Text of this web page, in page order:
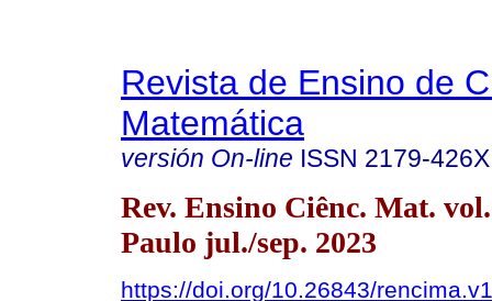
Revista de Ensino de
Matemática
versión On-line ISSN 2179-426X
Rev. Ensino Ciênc. Mat.
Paulo jul./sep. 2023
https://doi.org/10.26843/